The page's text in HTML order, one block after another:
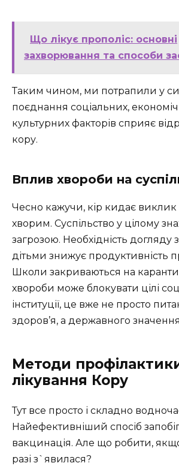
Що лікує прополіс: основні
захворювання та способи
Таким чином, ми потрапили у
поєднання соціальних,
культурних факторів сприяє
кору.
Вплив хвороби на
Чесно кажучи, кір кидає
хворим. Суспільство у цілому
загрозою. Необхідність догляду
дітьми знижує продуктивність
Школи закриваються на
хвороби може блокувати цілі
інституції, це вже не просто
здоров’я, а державного
Методи
лікування Кору
Тут все просто і складно
Найефективніший спосіб
вакцинація. Але що робити,
разі з`явилася?